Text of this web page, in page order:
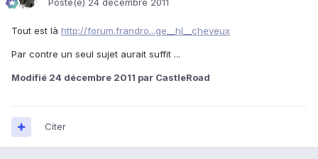
Posté(e) 24 décembre 2011
Tout est là http://forum.frandro...ge__hl__cheveux
Par contre un seul sujet aurait suffit ...
Modifié 24 décembre 2011 par CastleRoad
Citer